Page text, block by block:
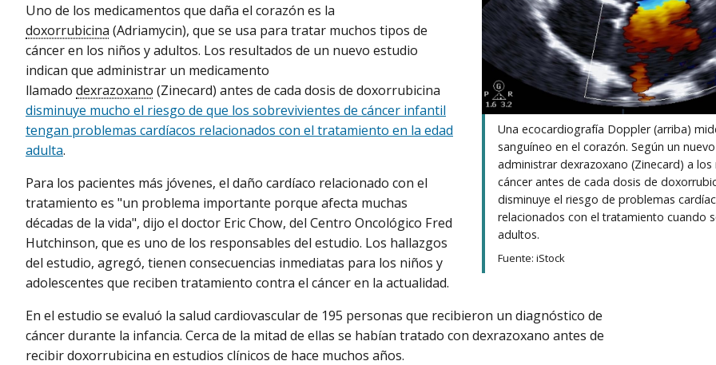
Una ecocardiografía Doppler (arriba)
sanguíneo en el corazón. Según un
administrar dexrazoxano (Zinecard) a los
cáncer antes de cada dosis de
disminuye el riesgo de problemas
relacionados con el tratamiento cuando
adultos.
Fuente: iStock
Uno de los medicamentos que daña el corazón es la
doxorrubicina (Adriamycin), que se usa para tratar muchos tipos de
cáncer en los niños y adultos. Los resultados de un nuevo estudio
indican que administrar un medicamento
llamado dexrazoxano (Zinecard) antes de cada dosis de doxorrubicina
disminuye mucho el riesgo de que los sobrevivientes de cáncer infantil
tengan problemas cardíacos relacionados con el tratamiento en la edad
adulta.
Para los pacientes más jóvenes, el daño cardíaco relacionado con el
tratamiento es "un problema importante porque afecta muchas
décadas de la vida", dijo el doctor Eric Chow, del Centro Oncológico Fred
Hutchinson, que es uno de los responsables del estudio. Los hallazgos
del estudio, agregó, tienen consecuencias inmediatas para los niños y
adolescentes que reciben tratamiento contra el cáncer en la actualidad.
En el estudio se evaluó la salud cardiovascular de 195 personas que recibieron un diagnóstico de
cáncer durante la infancia. Cerca de la mitad de ellas se habían tratado con dexrazoxano antes de
recibir doxorrubicina en estudios clínicos de hace muchos años.